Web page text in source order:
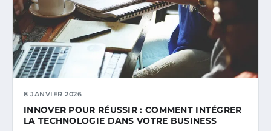
8 JANVIER 2026
INNOVER POUR RÉUSSIR : COMMENT INTÉGRER
LA TECHNOLOGIE DANS VOTRE BUSINESS